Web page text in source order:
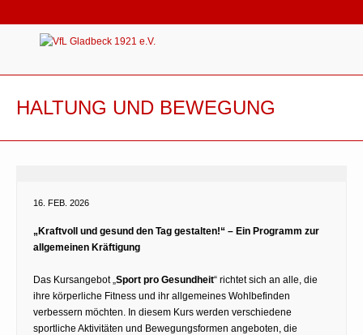
HALTUNG UND BEWEGUNG
16. FEB. 2026
„Kraftvoll und gesund den Tag gestalten!“ – Ein Programm zur
allgemeinen Kräftigung
Das Kursangebot „Sport pro Gesundheit“ richtet sich an alle, die
ihre körperliche Fitness und ihr allgemeines Wohlbefinden
verbessern möchten. In diesem Kurs werden verschiedene
sportliche Aktivitäten und Bewegungsformen angeboten, die